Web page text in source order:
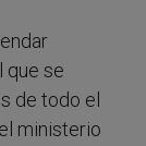
que se
de todo el
ministerio